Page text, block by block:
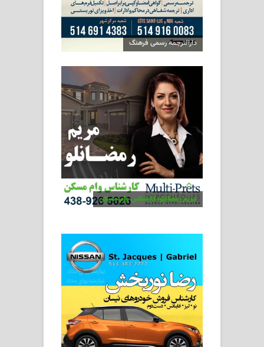
دارالترجمه رسمی فرهنگ
مریم رمضانلو، کارشناس وام مسکن